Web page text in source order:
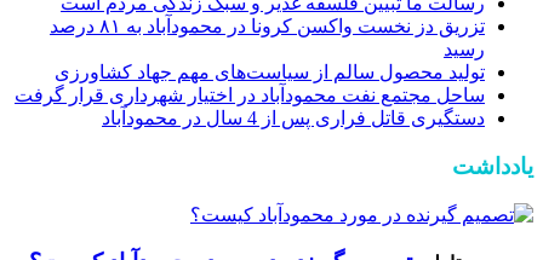
تزریق دز نخست واکسن کرونا در محمودآباد به ۸۱ درصد
رسید
تولید محصول سالم از سیاست‌های مهم جهاد کشاورزی
ساحل مجتمع نفت محمودآباد در اختیار شهرداری قرار گرفت
دستگیری قاتل فراری پس از 4 سال در محمودآباد
یادداشت